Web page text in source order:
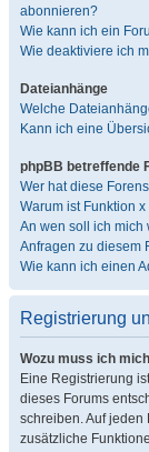
abonnieren?
Wie kann ich ein
Wie deaktiviere ich
Dateianhänge
Welche
Kann ich eine
phpBB betreffende
Wer hat diese
Warum ist Funktion
An wen soll ich mich
Anfragen zu diesem
Wie kann ich einen
Registrierung
Wozu muss ich
Eine Registrierung
dieses Forums
schreiben. Auf jeden
zusätzliche